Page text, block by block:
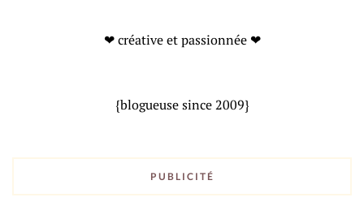
❤ créative et passionnée ❤
{blogueuse since 2009}
PUBLICITÉ